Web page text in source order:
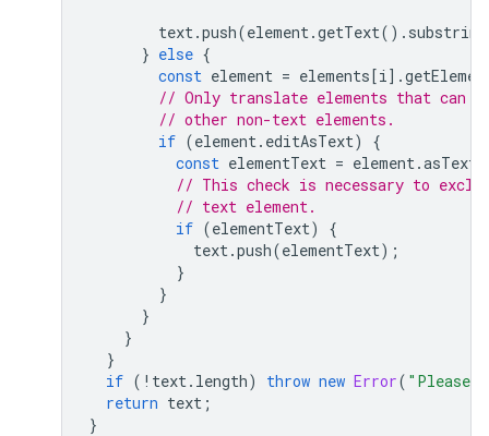
text.push(element.getText(). substring
} else {
const element = elements[i].
// Only translate elements that can
// other non-text elements.
if (element. editAsText)
{
const elementText = element.asText
// This check is necessary to
// text element.
if (elementText)
{
text.push(elementText);
}
}
}
}
}
if ( ! text. length) throw new Error( "Please
return text ;
}